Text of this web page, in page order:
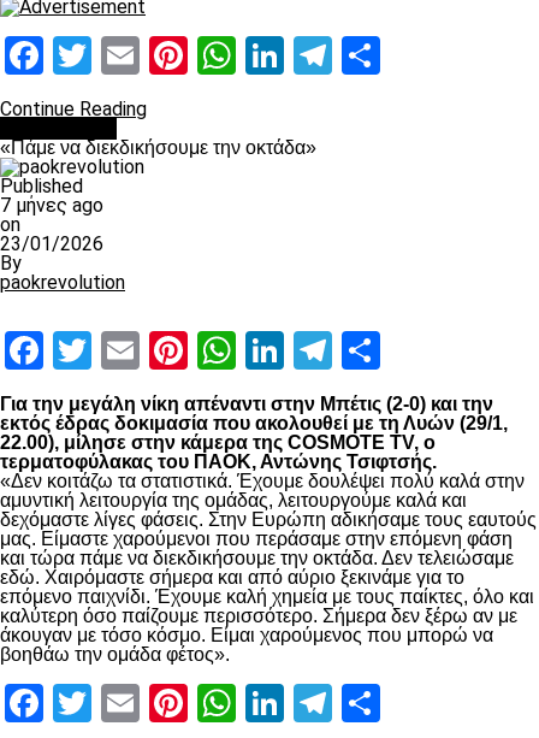
Facebook
Twitter
EmailPinterest
WhatsApp
LinkedIn
Telegram
Continue Reading
«Πάμε να διεκδικήσουμε την οκτάδα»
Published
7 μήνες ago
on
23/01/2026
By
paokrevolution
Facebook
Twitter
EmailPinterest
WhatsApp
LinkedIn
Telegram
Για την μεγάλη νίκη απέναντι στην Μπέτις (2-0) και την
εκτός έδρας δοκιμασία που ακολουθεί με τη Λυών (29/1,
22.00), μίλησε στην κάμερα της COSMOTE TV, ο
τερματοφύλακας του ΠΑΟΚ, Αντώνης Τσιφτσής.
«Δεν κοιτάζω τα στατιστικά. Έχουμε δουλέψει πολύ καλά στην
αμυντική λειτουργία της ομάδας, λειτουργούμε καλά και
δεχόμαστε λίγες φάσεις. Στην Ευρώπη αδικήσαμε τους εαυτούς
μας. Είμαστε χαρούμενοι που περάσαμε στην επόμενη φάση
και τώρα πάμε να διεκδικήσουμε την οκτάδα. Δεν τελειώσαμε
εδώ. Χαιρόμαστε σήμερα και από αύριο ξεκινάμε για το
επόμενο παιχνίδι. Έχουμε καλή χημεία με τους παίκτες, όλο και
καλύτερη όσο παίζουμε περισσότερο. Σήμερα δεν ξέρω αν με
άκουγαν με τόσο κόσμο. Είμαι χαρούμενος που μπορώ να
βοηθάω την ομάδα φέτος».
Facebook
Twitter
EmailPinterest
WhatsApp
LinkedIn
Telegram